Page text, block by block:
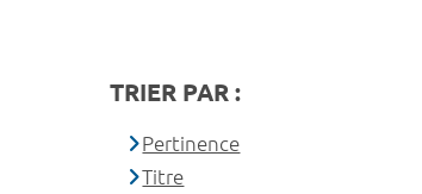
TRIER PAR :
Pertinence
Titre